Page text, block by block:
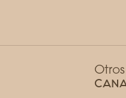
Otros